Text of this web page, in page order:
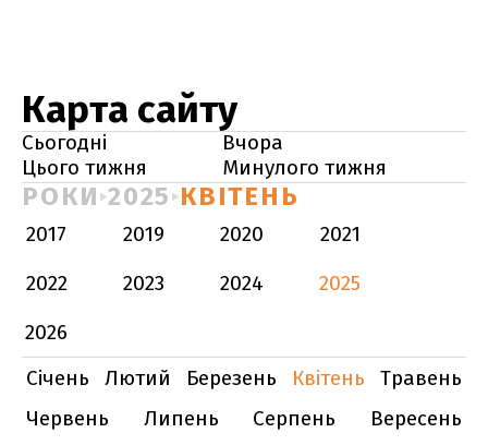
Карта сайту
Сьогодні
Вчора
Цього тижня
Минулого тижня
РОКИ 2025 КВІТЕНЬ
2017 2019 2020
2021
2022
2023 2024
2025
2026
Січень
Лютий Березень Квітень
Травень
Червень
Липень Серпень
Вересень